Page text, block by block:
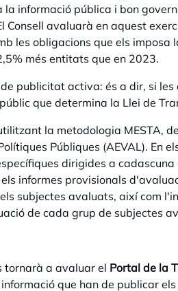
informació pública i bon
avaluarà en aquest
les obligacions que els imposa
més entitats que en 2023.
publicitat activa: és a dir, si
que determina la Llei de
la metodologia MESTA,
Públiques (AEVAL). En
dirigides a
informes provisionals
subjectes avaluats, així com
de cada grup de subjectes
tornarà a avaluar el Portal de la
que han de publicar